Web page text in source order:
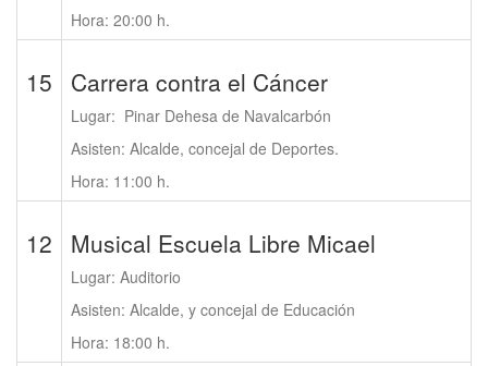
Hora: 20:00 h.
15 Carrera contra el Cáncer
Lugar: Pinar Dehesa de Navalcarbón
Asisten: Alcalde, concejal de Deportes.
Hora: 11:00 h.
12 Musical Escuela Libre Micael
Lugar: Auditorio
Asisten: Alcalde, y concejal de Educación
Hora: 18:00 h.